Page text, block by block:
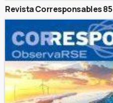
Revista Corresponsables 85